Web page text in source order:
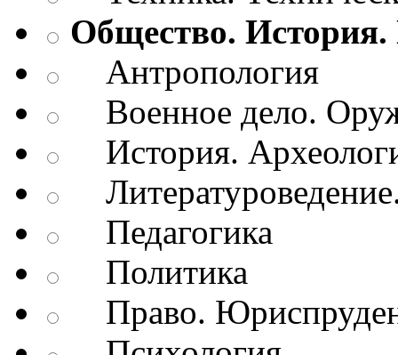
Общество.
Антропология
Военное дело.
История.
Педагогика
Политика
Право.